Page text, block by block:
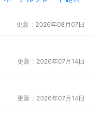
更新：2026年08月07日
更新：2026年07月14日
更新：2026年07月14日